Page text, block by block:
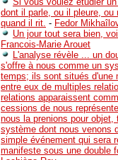
dont il parle, ou il pleure,
quand il rit. - Fedor
Un jour tout sera bien,
Francois-Marie Arouet
L'analyse révèle ... un
s'offre à nous comme un
temps; ils sont situés d'une
entre eux de multiples
relations apparaissent
cessions de nous
nous la prenions pour
système dont nous venons
simple événement qui sera
manifeste sous une double